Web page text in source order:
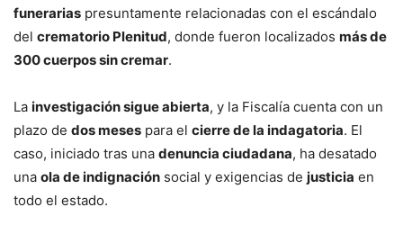
funerarias presuntamente relacionadas con el escándalo
del crematorio Plenitud, donde fueron localizados más de
300 cuerpos sin cremar.
La investigación sigue abierta, y la Fiscalía cuenta con un
plazo de dos meses para el cierre de la indagatoria. El
caso, iniciado tras una denuncia ciudadana, ha desatado
una ola de indignación social y exigencias de justicia en
todo el estado.